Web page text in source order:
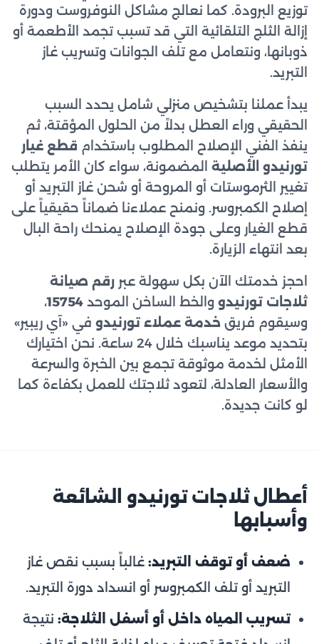
توزيع البرودة. كما نعالج مشاكل النوفروست ودورة
إزالة الثلج التلقائية التي قد تسبب تجمد الأطعمة أو
ذوبانها، ونتعامل مع تلف الجوانات وتسريب غاز
التبريد.
يبدأ عملنا بتشخيص منزلي شامل يحدد السبب
الحقيقي وراء العطل بدلاً من الحلول المؤقتة، ثم
ينفذ الفني الإصلاح المطلوب باستخدام قطع غيار
تورنيدو الأصلية المضمونة، سواء كان الأمر يتطلب
تغيير الثرموستات أو المروحة أو شحن غاز التبريد أو
إصلاح الكمبروسر. ونمنح عملاءنا ضماناً حقيقياً على
قطع الغيار وعلى جودة الإصلاح يمنحك راحة البال
بعد انتهاء الزيارة.
احجز خدمتك الآن بكل سهولة عبر رقم صيانة
ثلاجات تورنيدو والخط الساخن الموحد 15754،
وسيقوم فريق خدمة عملاء تورنيدو في «آي ريبير»
بتحديد موعد يناسبك خلال 24 ساعة. نحن اختيارك
الأمثل لخدمة موثوقة تجمع بين الخبرة والسرعة
والأسعار العادلة، لتعود ثلاجتك للعمل بكفاءة كما
لو كانت جديدة.
أعطال ثلاجات تورنيدو الشائعة
وأسبابها
ضعف أو توقف التبريد: غالباً بسبب نقص غاز
التبريد أو تلف الكمبروسر أو انسداد دورة التبريد.
تسريب المياه داخل أو أسفل الثلاجة: نتيجة